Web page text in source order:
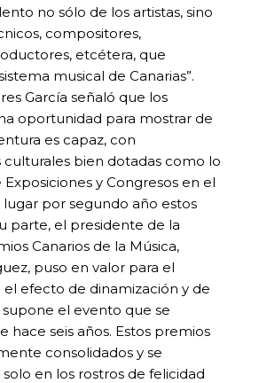
no sólo de los artistas, sino
compositores,
etcétera, que
musical de Canarias”.
García señaló que los
oportunidad para mostrar de
es capaz, con
culturales bien dotadas como lo
Exposiciones y Congresos en el
por segundo año estos
parte, el presidente de la
Canarios de la Música,
puso en valor para el
efecto de dinamización y de
el evento que se
hace seis años. Estos premios
consolidados y se
en los rostros de felicidad